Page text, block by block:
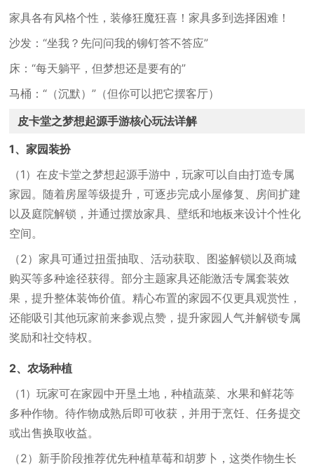
家具各有风格个性，装修狂魔狂喜！家具多到选择困难！
沙发：“坐我？先问问我的铆钉答不答应”
床：“每天躺平，但梦想还是要有的”
马桶：“（沉默）”（但你可以把它摆客厅）
皮卡堂之梦想起源手游核心玩法详解
1、家园装扮
（1）在皮卡堂之梦想起源手游中，玩家可以自由打造专属
家园。随着房屋等级提升，可逐步完成小屋修复、房间扩建
以及庭院解锁，并通过摆放家具、壁纸和地板来设计个性化
空间。
（2） 家具可通过扭蛋抽取、活动获取、图鉴解锁以及商城
购买等多种途径获得。部分主题家具还能激活专属套装效
果，提升整体装饰价值。精心布置的家园不仅更具观赏性，
还能吸引其他玩家前来参观点赞，提升家园人气并解锁专属
奖励和社交特权。
2、农场种植
（1）玩家可在家园中开垦土地，种植蔬菜、水果和鲜花等
多种作物。待作物成熟后即可收获，并用于烹饪、任务提交
或出售换取收益。
（2） 新手阶段推荐优先种植草莓和胡萝卜，这类作物生长